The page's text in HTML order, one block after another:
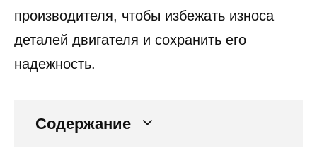
производителя, чтобы избежать износа
деталей двигателя и сохранить его
надежность.
Содержание